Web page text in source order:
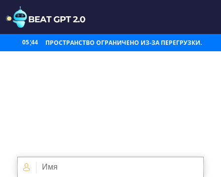
05 43 ПРОСТРАНСТВО ОГРАНИЧЕНО ИЗ-ЗА ПЕРЕГРУЗКИ.